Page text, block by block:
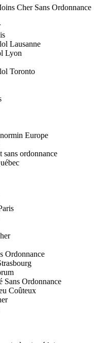
Cher Sans Ordonnance
Lausanne
Lyon
Toronto
Europe
ordonnance
Ordonnance
Sans Ordonnance
Coûteux